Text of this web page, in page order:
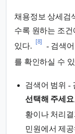
채용정보 상세검
수록 원하는 조
있다.
[8]
- 검색
를 확인하실 수
검색어 범위 -
선택해 주세요
황이나 처리
민원에서 제